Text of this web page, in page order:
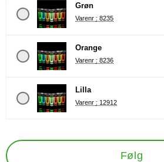
Grøn
Varenr : 8235
Orange
Varenr : 8236
Lilla
Varenr : 12912
Følg